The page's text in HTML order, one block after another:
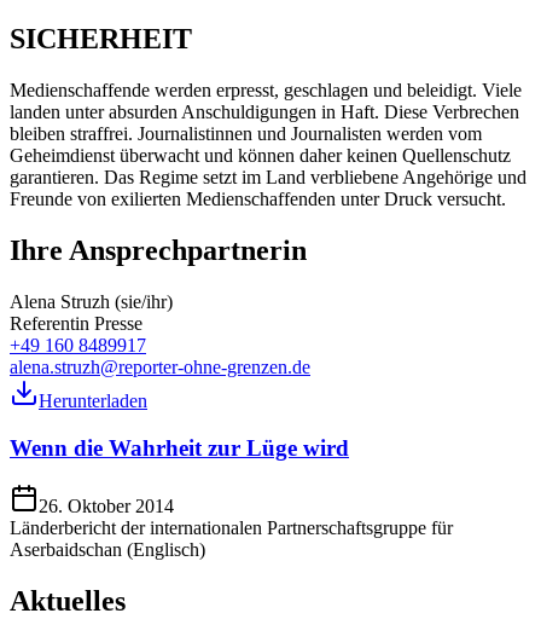
SICHERHEIT
Medienschaffende werden erpresst, geschlagen und beleidigt. Viele
landen unter absurden Anschuldigungen in Haft. Diese Verbrechen
bleiben straffrei. Journalistinnen und Journalisten werden vom
Geheimdienst überwacht und können daher keinen Quellenschutz
garantieren. Das Regime setzt im Land verbliebene Angehörige und
Freunde von exilierten Medienschaffenden unter Druck versucht.
Ihre Ansprechpartnerin
Alena Struzh (sie/ihr)
Referentin Presse
+49 160 8489917
alena.struzh@reporter-ohne-grenzen.de
Herunterladen
Wenn die Wahrheit zur Lüge wird
26. Oktober 2014
Länderbericht der internationalen Partnerschaftsgruppe für
Aserbaidschan (Englisch)
Aktuelles